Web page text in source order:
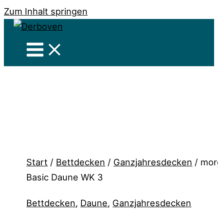
Zum Inhalt springen
Start / Bettdecken / Ganzjahresdecken /
Basic Daune WK 3
Bettdecken, Daune, Ganzjahresdecken